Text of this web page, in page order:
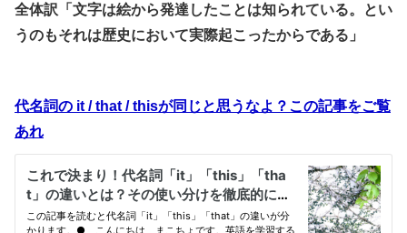
全体訳「文字は絵から発達したことは知られている。とい
うのもそれは歴史において実際起こったからである」
代名詞の it / that / thisが同じと思うなよ？この記事をご覧
あれ